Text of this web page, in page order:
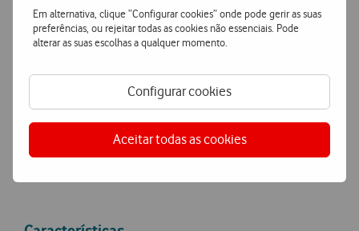
Em alternativa, clique “Configurar cookies” onde pode gerir as suas
preferências, ou rejeitar todas as cookies não essenciais. Pode
alterar as suas escolhas a qualquer momento.
Configurar cookies
Aceitar todas as cookies
Entrega grátise ultrarápida
Encomende hoje antes das 16h e receba no dia útil
seguinteou receba em loja.
Pagamentosimples e seguro